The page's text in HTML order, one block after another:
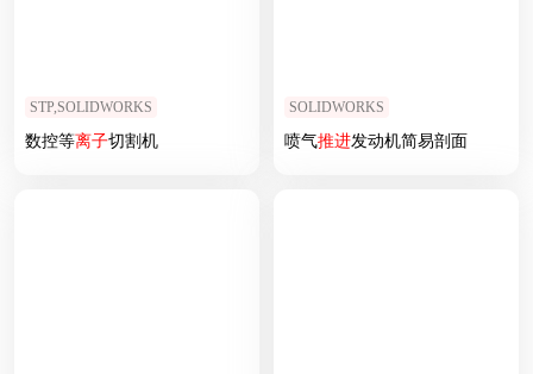
STP,SOLIDWORKS
数控等离子切割机
SOLIDWORKS
喷气推进发动机简易剖面